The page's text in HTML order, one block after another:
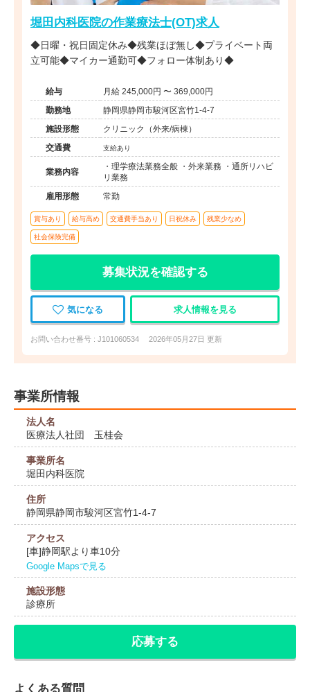
堀田内科医院の作業療法士(OT)求人
◆日曜・祝日固定休み◆残業ほぼ無し◆プライベート両
立可能◆マイカー通勤可◆フォロー体制あり◆
給与
月給 245,000円 〜 369,000円
勤務地
静岡県静岡市駿河区宮竹1-4-7
施設形態
クリニック（外来/病棟）
交通費
支給あり
業務内容
・理学療法業務全般 ・外来業務 ・通所リハビ
リ業務
雇用形態
常勤
賞与あり 給与高め 交通費手当あり 日祝休み 残業少なめ
社会保険完備
募集状況を確認する
気になる 求人情報を見る
お問い合わせ番号 : J101060534 2026年05月27日 更新
事業所情報
法人名
医療法人社団 玉桂会
事業所名
堀田内科医院
住所
静岡県静岡市駿河区宮竹1-4-7
アクセス
[車]静岡駅より車10分
Google Mapsで見る
施設形態
診療所
応募する
よくある質問